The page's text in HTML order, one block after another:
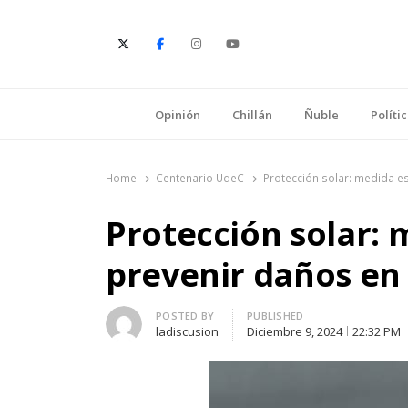
Opinión Chillán Ñuble
Home Centenario UdeC Protección solar: medida
Protección solar:
prevenir daños
Author
POSTED BY
ladiscusion
PUBLISHED
Diciembre 9, 2024 22:32 PM